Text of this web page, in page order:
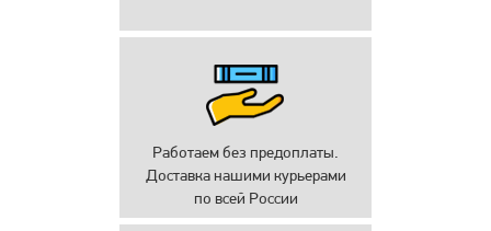
Работаем без предоплаты.
Доставка нашими курьерами
по всей России